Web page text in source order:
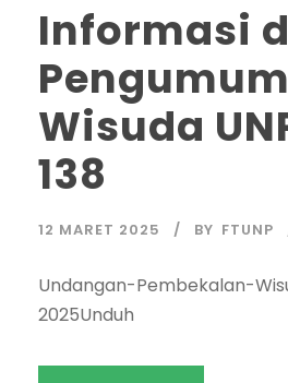
Informasi
Wisuda
138
12 MARET 2025 BY FTUNP
Undangan-Pembekalan-
2025Unduh